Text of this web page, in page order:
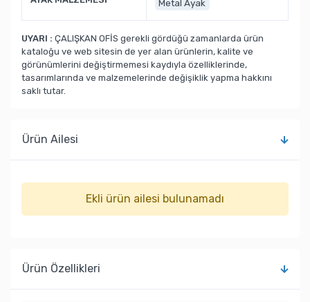
Metal Ayak
UYARI : ÇALIŞKAN OFİS gerekli gördüğü zamanlarda ürün
kataloğu ve web sitesin de yer alan ürünlerin, kalite ve
görünümlerini değiştirmemesi kaydıyla özelliklerinde,
tasarımlarında ve malzemelerinde değişiklik yapma hakkını
saklı tutar.
Ürün Ailesi
Ekli ürün ailesi bulunamadı
Ürün Özellikleri